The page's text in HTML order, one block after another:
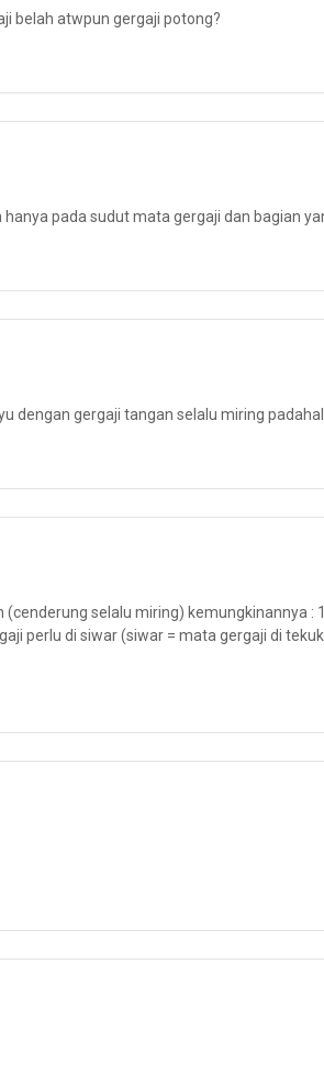
belah atwpun gergaji potong?
hanya pada sudut mata gergaji dan bagian
dengan gergaji tangan selalu miring
(cenderung selalu miring) kemungkinannya :
perlu di siwar (siwar = mata gergaji di